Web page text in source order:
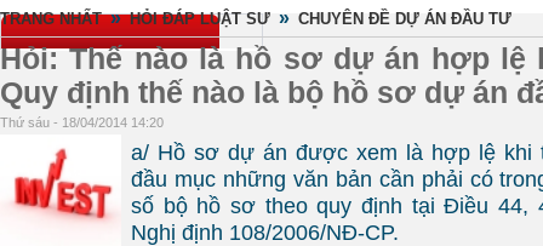
TRANG NHẤT » HỎI ĐÁP LUẬT SƯ » CHUYÊN ĐỀ DỰ ÁN ĐẦU TƯ
Hỏi: Thế nào là hồ sơ dự án hợp lệ
Quy định thế nào là bộ hồ sơ dự án
Thứ sáu - 18/04/2014 14:20
a/ Hồ sơ dự án được xem là hợp lệ khi
đầu mục những văn bản cần phải có
số bộ hồ sơ theo quy định tại Điều 44,
Nghị định 108/2006/NĐ-CP.